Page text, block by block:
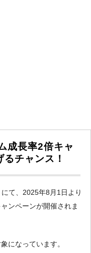
成長率2倍キャ
チャンス！
て、2025年8月1日より
ンペーンが開催されま
になっています。